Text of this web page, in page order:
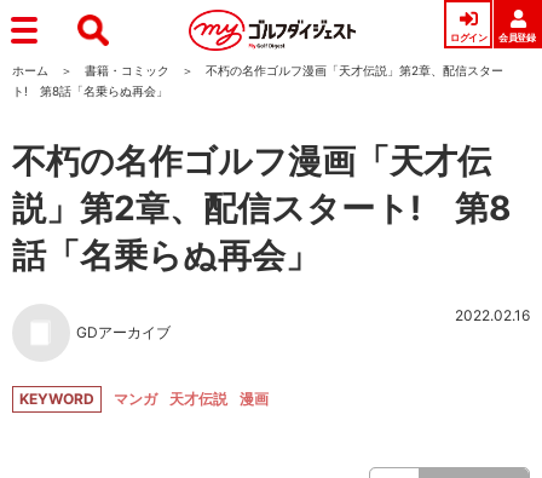
ログイン 会員登録
ホーム 書籍・コミック
不朽の名作ゴルフ漫画「天才伝説」第2章、配信スター
ト! 第8話「名乗らぬ再会」
不朽の名作ゴルフ漫画「天才伝
説」第2章、配信スタート! 第8
話「名乗らぬ再会」
GDアーカイブ
2022.02.16
KEYWORD マンガ 天才伝説 漫画